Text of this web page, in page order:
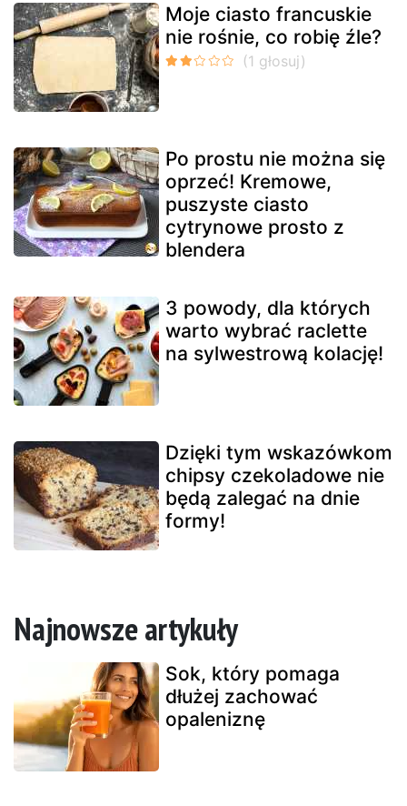
Moje ciasto francuskie
nie rośnie, co robię źle?
Po prostu nie można się
oprzeć! Kremowe,
puszyste ciasto
cytrynowe prosto z
blendera
3 powody, dla których
warto wybrać raclette
na sylwestrową kolację!
Dzięki tym wskazówkom
chipsy czekoladowe nie
będą zalegać na dnie
formy!
Najnowsze artykuły
Sok, który pomaga
dłużej zachować
opaleniznę